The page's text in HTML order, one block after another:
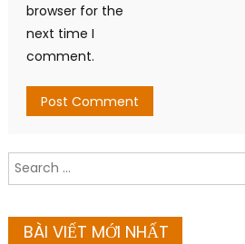
browser for the
next time I
comment.
Search
for:
BÀI VIẾT MỚI NHẤT